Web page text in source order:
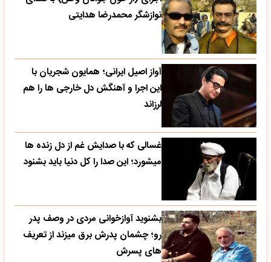
نوازشگر محمدرضا هدایتی
آواز اصیل ایرانی؛ همایون شجریان با
این اجرا و آهنگش دل خارجی ها را هم
لرزاند
غسالی که با صدایش غم از دل زنده ها
میشورد؛ این صدا را کل دنیا باید بشنود
بشنوید آوازخوانی مردی در وصف پدر
رو؛ چشمان پدرش برق میزند از تعریف
های پسرش